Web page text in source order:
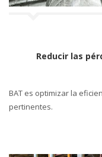
Reducir las
BAT es optimizar la
pertinentes.